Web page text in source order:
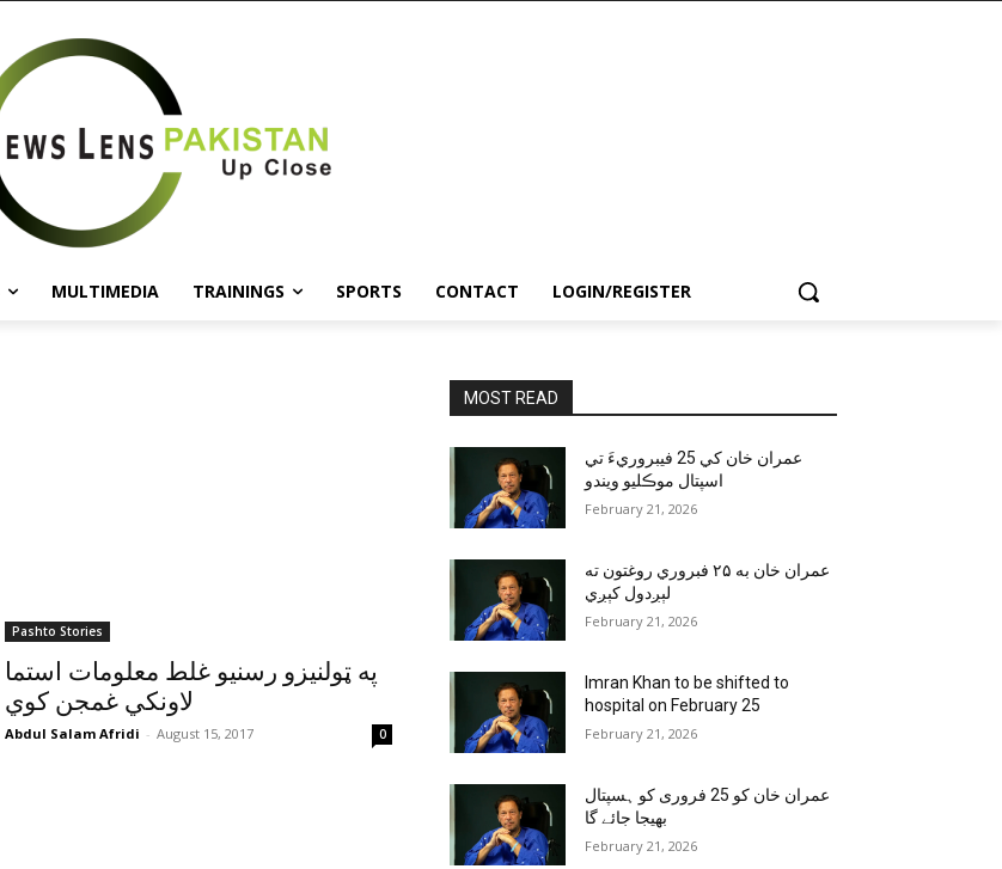
MULTIMEDIA TRAININGS SPORTS CONTACT LOGIN/REGISTER
Pashto Stories
په ټولنيزو رسنيو غلط معلومات استما
لاونکي غمجن کوي
Abdul Salam Afridi - August 15, 2017 0
MOST READ
عمران خان کي 25 فيبروريءَ تي
اسپتال موڪليو ويندو
February 21, 2026
عمران خان به ۲۵ فبروري روغتون ته
لېږدول کېږي
February 21, 2026
Imran Khan to be shifted to
hospital on February 25
February 21, 2026
عمران خان کو 25 فروری کو ہسپتال
بھیجا جائے گا
February 21, 2026